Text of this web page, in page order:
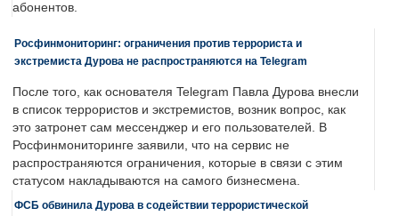
абонентов.
Росфинмониторинг: ограничения против террориста и
экстремиста Дурова не распространяются на Telegram
После того, как основателя Telegram Павла Дурова внесли
в список террористов и экстремистов, возник вопрос, как
это затронет сам мессенджер и его пользователей. В
Росфинмониторинге заявили, что на сервис не
распространяются ограничения, которые в связи с этим
статусом накладываются на самого бизнесмена.
ФСБ обвинила Дурова в содействии террористической